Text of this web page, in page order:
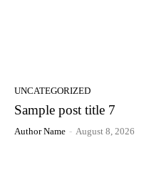
UNCATEGORIZED
Sample post title 7
Author Name - August 8, 2026